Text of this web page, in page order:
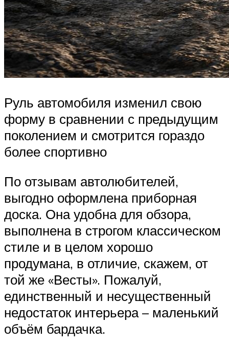
Руль автомобиля изменил свою
форму в сравнении с предыдущим
поколением и смотрится гораздо
более спортивно
По отзывам автолюбителей,
выгодно оформлена приборная
доска. Она удобна для обзора,
выполнена в строгом классическом
стиле и в целом хорошо
продумана, в отличие, скажем, от
той же «Весты». Пожалуй,
единственный и несущественный
недостаток интерьера – маленький
объём бардачка.